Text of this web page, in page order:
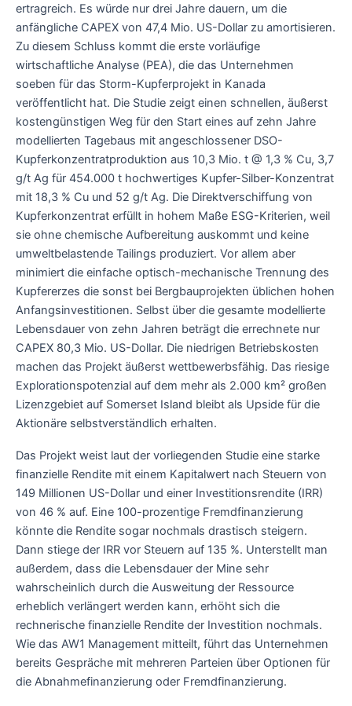
ertragreich. Es würde nur drei Jahre dauern, um die
anfängliche CAPEX von 47,4 Mio. US-Dollar zu amortisieren.
Zu diesem Schluss kommt die erste vorläufige
wirtschaftliche Analyse (PEA), die das Unternehmen
soeben für das Storm-Kupferprojekt in Kanada
veröffentlicht hat. Die Studie zeigt einen schnellen, äußerst
kostengünstigen Weg für den Start eines auf zehn Jahre
modellierten Tagebaus mit angeschlossener DSO-
Kupferkonzentratproduktion aus 10,3 Mio. t @ 1,3 % Cu, 3,7
g/t Ag für 454.000 t hochwertiges Kupfer-Silber-Konzentrat
mit 18,3 % Cu und 52 g/t Ag. Die Direktverschiffung von
Kupferkonzentrat erfüllt in hohem Maße ESG-Kriterien, weil
sie ohne chemische Aufbereitung auskommt und keine
umweltbelastende Tailings produziert. Vor allem aber
minimiert die einfache optisch-mechanische Trennung des
Kupfererzes die sonst bei Bergbauprojekten üblichen hohen
Anfangsinvestitionen. Selbst über die gesamte modellierte
Lebensdauer von zehn Jahren beträgt die errechnete nur
CAPEX 80,3 Mio. US-Dollar. Die niedrigen Betriebskosten
machen das Projekt äußerst wettbewerbsfähig. Das riesige
Explorationspotenzial auf dem mehr als 2.000 km² großen
Lizenzgebiet auf Somerset Island bleibt als Upside für die
Aktionäre selbstverständlich erhalten.
Das Projekt weist laut der vorliegenden Studie eine starke
finanzielle Rendite mit einem Kapitalwert nach Steuern von
149 Millionen US-Dollar und einer Investitionsrendite (IRR)
von 46 % auf. Eine 100-prozentige Fremdfinanzierung
könnte die Rendite sogar nochmals drastisch steigern.
Dann stiege der IRR vor Steuern auf 135 %. Unterstellt man
außerdem, dass die Lebensdauer der Mine sehr
wahrscheinlich durch die Ausweitung der Ressource
erheblich verlängert werden kann, erhöht sich die
rechnerische finanzielle Rendite der Investition nochmals.
Wie das AW1 Management mitteilt, führt das Unternehmen
bereits Gespräche mit mehreren Parteien über Optionen für
die Abnahmefinanzierung oder Fremdfinanzierung.